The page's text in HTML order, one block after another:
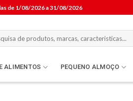
de 1/08/2026 a 31/08/2026
ALIMENTOS PEQUENO ALMOÇO